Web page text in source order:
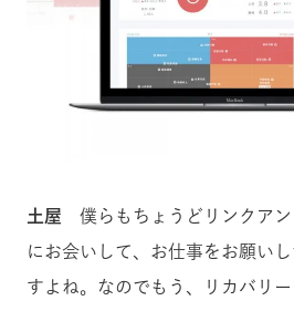
土屋 僕らもちょうどリンクア
にお会いして、お仕事をお願い
すよね。なのでもう、リカバリ